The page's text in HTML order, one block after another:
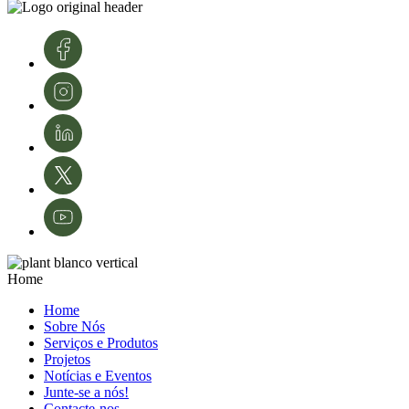
conhecimento e tecnologias. A sua experiência é fundamental para o
agricultura em Portugal.
Créditos de imagens: InnovPlantProtect – Inês Ferreira
Home
Home
Sobre Nós
Serviços e Produtos
Projetos
Notícias e Eventos
Junte-se a nós!